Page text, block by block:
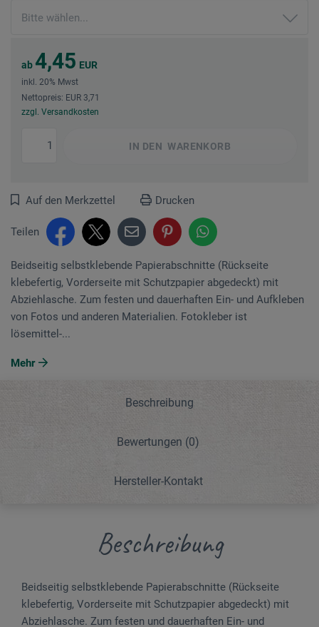
ab 4,45 EUR
inkl. 20% Mwst
Nettopreis: EUR 3,71
zzgl. Versandkosten
IN DEN WARENKORB
Auf den Merkzettel Drucken
Teilen
Beidseitig selbstklebende Papierabschnitte (Rückseite
klebefertig, Vorderseite mit Schutzpapier abgedeckt) mit
Abziehlasche. Zum festen und dauerhaften Ein- und Aufkleben
von Fotos und anderen Materialien. Fotokleber ist
lösemittel-...
Mehr
Beschreibung
Bewertungen (0)
Hersteller-Kontakt
Beschreibung
Beidseitig selbstklebende Papierabschnitte (Rückseite
klebefertig, Vorderseite mit Schutzpapier abgedeckt) mit
Abziehlasche. Zum festen und dauerhaften Ein- und